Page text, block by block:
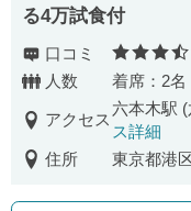
る4万試食付
口コミ
人数
着席：2名
アクセス
六本木駅
ス詳細
住所
東京都港